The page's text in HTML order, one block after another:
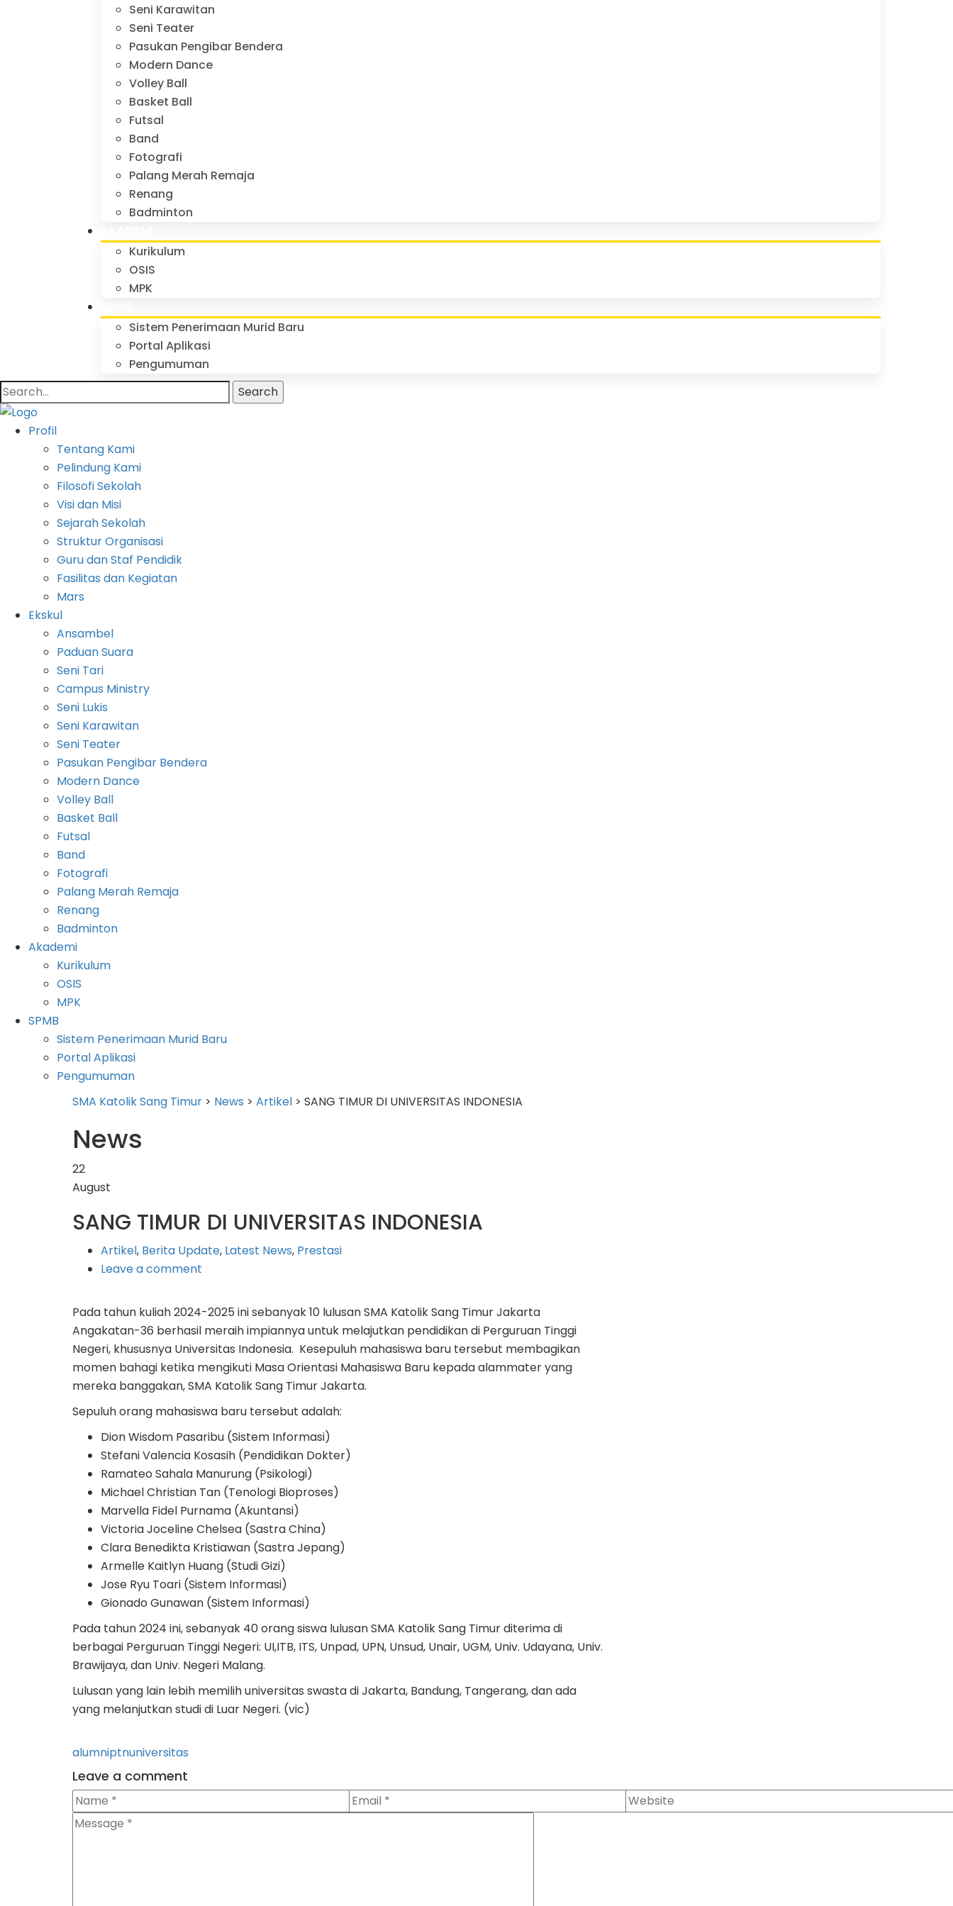
Seni Karawitan
Seni Teater
Pasukan Pengibar Bendera
Modern Dance
Volley Ball
Basket Ball
Futsal
Band
Fotografi
Palang Merah Remaja
Renang
Badminton
Kurikulum
OSIS
MPK
Sistem Penerimaan Murid Baru
Portal Aplikasi
Pengumuman
Search
Profil
Tentang Kami
Pelindung Kami
Filosofi Sekolah
Visi dan Misi
Sejarah Sekolah
Struktur Organisasi
Guru dan Staf Pendidik
Fasilitas dan Kegiatan
Mars
Ekskul
Ansambel
Paduan Suara
Seni Tari
Campus Ministry
Seni Lukis
Seni Karawitan
Seni Teater
Pasukan Pengibar Bendera
Modern Dance
Volley Ball
Basket Ball
Futsal
Band
Fotografi
Palang Merah Remaja
Renang
Badminton
Akademi
Kurikulum
OSIS
MPK
SPMB
Sistem Penerimaan Murid Baru
Portal Aplikasi
Pengumuman
SMA Katolik Sang Timur > News > Artikel > SANG TIMUR DI UNIVERSITAS INDONESIA
News
22
August
SANG TIMUR DI UNIVERSITAS INDONESIA
Artikel, Berita Update, Latest News, Prestasi
Leave a comment
Pada tahun kuliah 2024-2025 ini sebanyak 10 lulusan SMA Katolik Sang Timur Jakarta
Angakatan-36 berhasil meraih impiannya untuk melajutkan pendidikan di Perguruan Tinggi
Negeri, khususnya Universitas Indonesia. Kesepuluh mahasiswa baru tersebut membagikan
momen bahagi ketika mengikuti Masa Orientasi Mahasiswa Baru kepada alammater yang
mereka banggakan, SMA Katolik Sang Timur Jakarta.
Sepuluh orang mahasiswa baru tersebut adalah:
Dion Wisdom Pasaribu (Sistem Informasi)
Stefani Valencia Kosasih (Pendidikan Dokter)
Ramateo Sahala Manurung (Psikologi)
Michael Christian Tan (Tenologi Bioproses)
Marvella Fidel Purnama (Akuntansi)
Victoria Joceline Chelsea (Sastra China)
Clara Benedikta Kristiawan (Sastra Jepang)
Armelle Kaitlyn Huang (Studi Gizi)
Jose Ryu Toari (Sistem Informasi)
Gionado Gunawan (Sistem Informasi)
Pada tahun 2024 ini, sebanyak 40 orang siswa lulusan SMA Katolik Sang Timur diterima di
berbagai Perguruan Tinggi Negeri: UI,ITB, ITS, Unpad, UPN, Unsud, Unair, UGM, Univ. Udayana, Univ.
Brawijaya, dan Univ. Negeri Malang.
Lulusan yang lain lebih memilih universitas swasta di Jakarta, Bandung, Tangerang, dan ada
yang melanjutkan studi di Luar Negeri. (vic)
Tags
alumniptnuniversitas
Leave a comment